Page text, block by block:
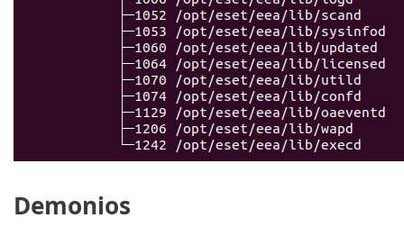
Demonios